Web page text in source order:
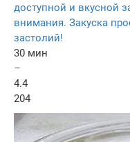
доступной и вкусной
внимания. Закуска
застолий!
30 мин
–
4.4
204